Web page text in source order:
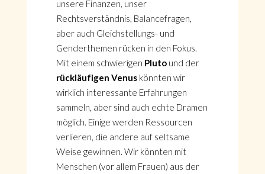
unsere Finanzen, unser
Rechtsverständnis, Balancefragen,
aber auch Gleichstellungs- und
Genderthemen rücken in den Fokus.
Mit einem schwierigen Pluto und der
rückläufigen Venus könnten wir
wirklich interessante Erfahrungen
sammeln, aber sind auch echte Dramen
möglich. Einige werden Ressourcen
verlieren, die andere auf seltsame
Weise gewinnen. Wir könnten mit
Menschen (vor allem Frauen) aus der